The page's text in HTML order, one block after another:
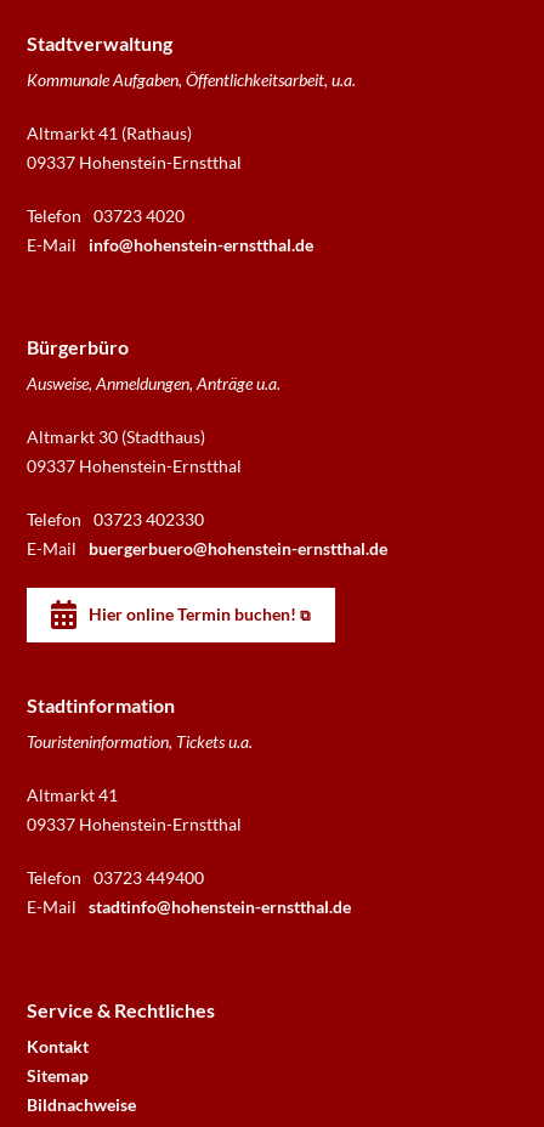
Stadtverwaltung
Kommunale Aufgaben, Öffentlichkeitsarbeit, u.a.
Altmarkt 41 (Rathaus)
09337 Hohenstein-Ernstthal
Telefon
03723 4020
E-Mail
info@hohenstein-ernstthal.de
Bürgerbüro
Ausweise, Anmeldungen, Anträge u.a.
Altmarkt 30 (Stadthaus)
09337 Hohenstein-Ernstthal
Telefon
03723 402330
E-Mail
buergerbuero@hohenstein-ernstthal.de
Hier online Termin buchen!
Stadtinformation
Touristeninformation, Tickets u.a.
Altmarkt 41
09337 Hohenstein-Ernstthal
Telefon
03723 449400
E-Mail
stadtinfo@hohenstein-ernstthal.de
Service & Rechtliches
Kontakt
Sitemap
Bildnachweise